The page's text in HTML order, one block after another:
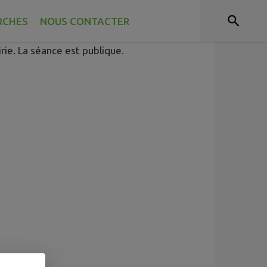
NOUS CONTACTER
La séance est publique.